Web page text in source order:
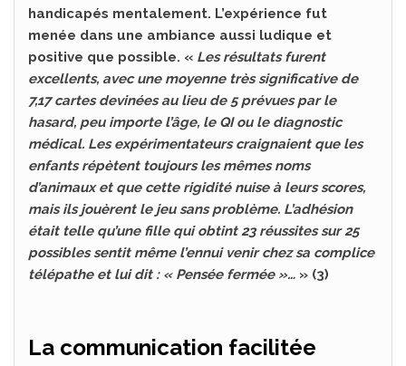
handicapés mentalement. L’expérience fut
menée dans une ambiance aussi ludique et
positive que possible. « Les résultats furent
excellents, avec une moyenne très significative de
7,17 cartes devinées au lieu de 5 prévues par le
hasard, peu importe l’âge, le QI ou le diagnostic
médical. Les expérimentateurs craignaient que les
enfants répètent toujours les mêmes noms
d’animaux et que cette rigidité nuise à leurs scores,
mais ils jouèrent le jeu sans problème. L’adhésion
était telle qu’une fille qui obtint 23 réussites sur 25
possibles sentit même l’ennui venir chez sa complice
télépathe et lui dit : « Pensée fermée »… » (3)
La communication facilitée